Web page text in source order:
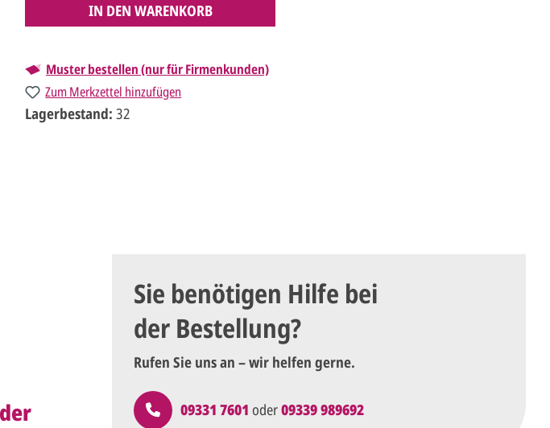
IN DEN WARENKORB
Muster bestellen (nur für Firmenkunden)
Zum Merkzettel hinzufügen
Lagerbestand: 32
Sie benötigen Hilfe bei
der Bestellung?
Rufen Sie uns an – wir helfen gerne.
09331 7601 oder09339 989692